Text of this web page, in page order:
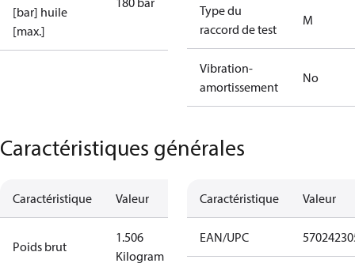
[bar] huile
[max.]
Type du
raccord de test
M
Vibration-
amortissement
No
Caractéristiques générales
Caractéristique Valeur
Poids brut
1.506
Kilogram
Caractéristique Valeur
EAN/UPC